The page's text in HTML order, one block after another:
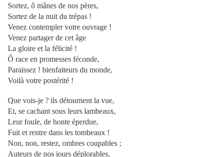
Sortez, ô mânes de nos pères,
Sortez de la nuit du trépas !
Venez contempler votre ouvrage !
Venez partager de cet âge
La gloire et la félicité !
Ô race en promesses féconde,
Paraissez ! bienfaiteurs du monde,
Voilà votre postérité !
Que vois-je ? ils détournent la vue,
Et, se cachant sous leurs lambeaux,
Leur foule, de honte éperdue,
Fuit et rentre dans les tombeaux !
Non, non, restez, ombres coupables ;
Auteurs de nos jours déplorables,